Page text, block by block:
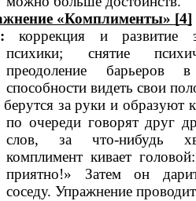
«Комплименты» [4]
:коррекция и развитие
психики; снятие
преодоление барьеров
способности видеть свои
за руки и образуют
по очереди говорят друг
слов, за что-нибудь
комплимент кивает
приятно!» Затем он
соседу. Упражнение